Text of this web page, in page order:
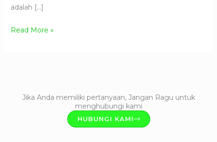
adalah […]
Read More »
Jika Anda memiliki pertanyaan, Jangan Ragu untuk
menghubungi kami
HUBUNGI KAMI